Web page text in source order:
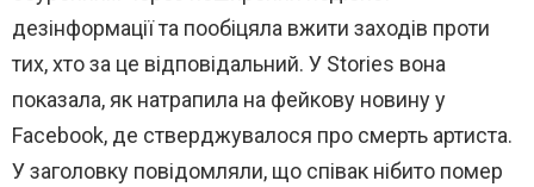
дезінформації та пообіцяла вжити заходів проти
тих, хто за це відповідальний. У Stories вона
показала, як натрапила на фейкову новину у
Facebook, де стверджувалося про смерть артиста.
У заголовку повідомляли, що співак нібито помер